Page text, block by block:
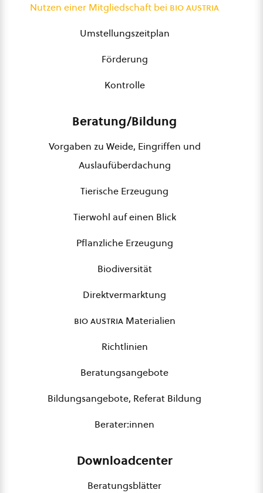
Nutzen einer Mitgliedschaft bei bio austria
Umstellungszeitplan
Förderung
Kontrolle
Beratung/Bildung
Vorgaben zu Weide, Eingriffen und
Auslaufüberdachung
Tierische Erzeugung
Tierwohl auf einen Blick
Pflanzliche Erzeugung
Biodiversität
Direktvermarktung
bio austriaMaterialien
Richtlinien
Beratungsangebote
Bildungsangebote, Referat Bildung
Berater:innen
Downloadcenter
Beratungsblätter